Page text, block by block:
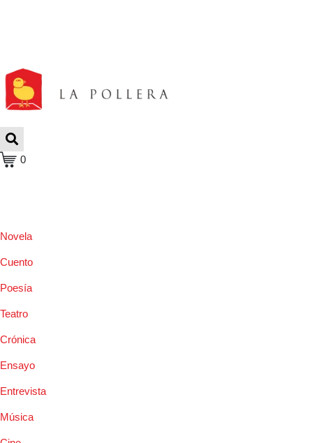
0
Novela
Cuento
Poesía
Teatro
Crónica
Ensayo
Entrevista
Música